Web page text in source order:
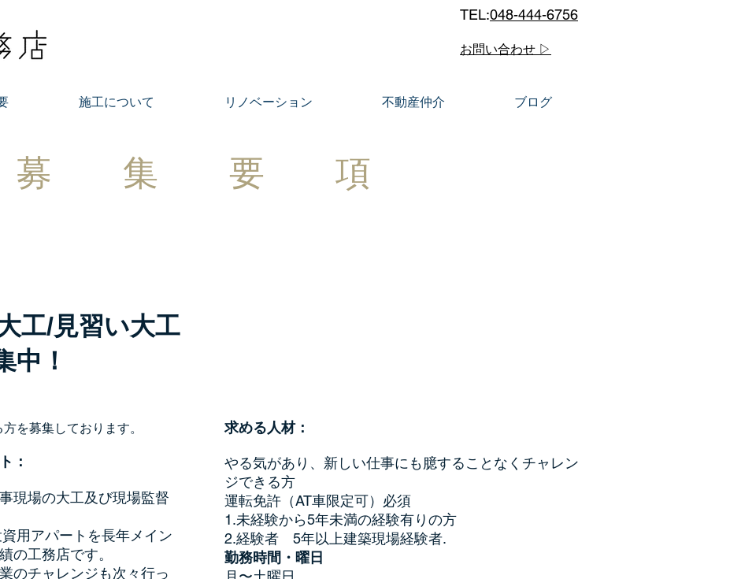
TEL:048-444-6756
お問い合わせ ▷
施工について リノベーション 不動産仲介 ブログ
募集要項
工/見習い大工
！
を募集しております。
：
現場の大工及び現場監督
用アパートを長年メイン
の工務店です。
のチャレンジも次々行っ
求める人材：
やる気があり、新しい仕事にも臆することなくチャレン
ジできる方
運転免許（AT車限定可）必須
1.未経験から5年未満の経験有りの方
2.経験者 5年以上建築現場経験者.
勤務時間・曜日